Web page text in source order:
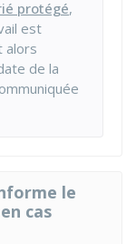
protégé,
est
alors
de la
le
cas